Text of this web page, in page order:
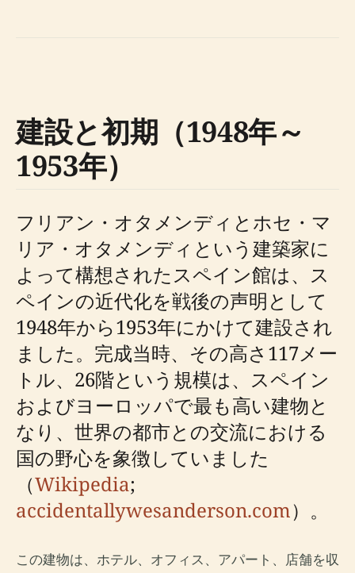
建設と初期（1948年～
1953年）
フリアン・オタメンディとホセ・マ
リア・オタメンディという建築家に
よって構想されたスペイン館は、ス
ペインの近代化を戦後の声明として
1948年から1953年にかけて建設され
ました。完成当時、その高さ117メー
トル、26階という規模は、スペイン
およびヨーロッパで最も高い建物と
なり、世界の都市との交流における
国の野心を象徴していました
（Wikipedia;
accidentallywesanderson.com）。
この建物は、ホテル、オフィス、アパート、店舗を収